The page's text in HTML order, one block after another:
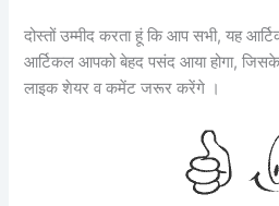
दोस्तों उम्मीद करता हूं कि आप सभी, यह
आर्टिकल आपको बेहद पसंद आया होगा,
लाइक शेयर व कमेंट जरूर करेंगे ।